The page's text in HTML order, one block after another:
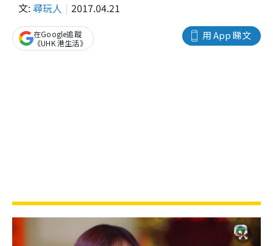
文: 尋玩人 2017.04.21
用 App 睇文
在Google追蹤
《UHK 港生活》